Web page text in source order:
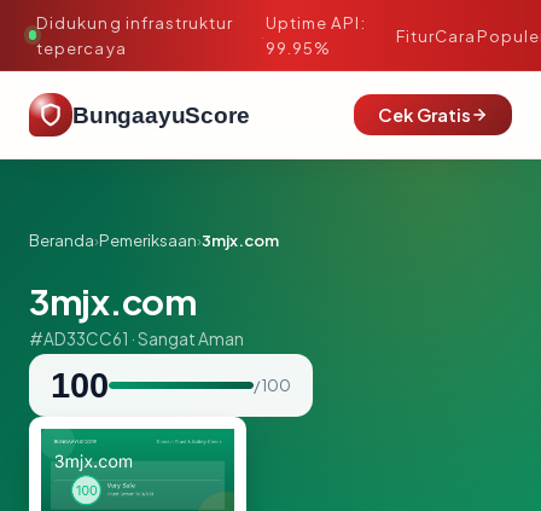
Didukung infrastruktur
tepercaya
·
Uptime API:
99.95%
FiturCara
BungaayuScore Cek Gratis
Beranda›Pemeriksaan›3mjx.com
3mjx.com
#AD33CC61 · Sangat Aman
100 / 100